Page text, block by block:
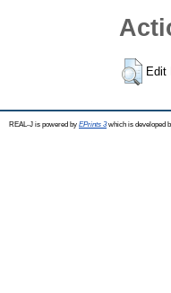
Edit
REAL-J is powered by EPrints 3which is developed